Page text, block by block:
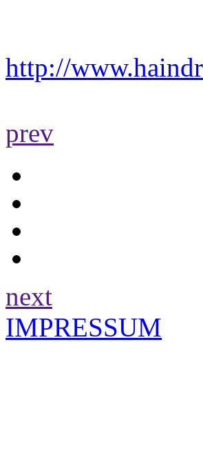
http://
prev
next
IMPRESSUM